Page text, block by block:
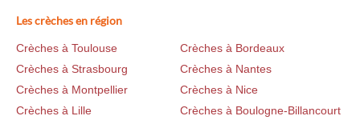
Les crèches en région
Crèches à Toulouse
Crèches à Bordeaux
Crèches à Strasbourg
Crèches à Nantes
Crèches à Montpellier
Crèches à Nice
Crèches à Lille
Crèches à Boulogne-Billancourt